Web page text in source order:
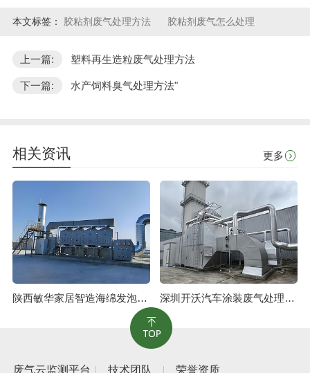
本文标签： 胶粘剂废气处理方法 胶粘剂废气怎么处理
上一篇: 塑料再生造粒废气处理方法
下一篇: 水产饲料臭气处理方法"
相关资讯 更多
陕西敏华家居智造海绵发泡废气治理工程 深圳开沃汽车涂装废气处理工程
废气云监测平台 技术团队 荣誉资质